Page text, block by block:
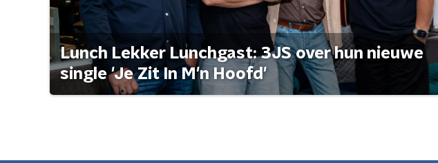
Lunch Lekker Lunchgast: 3JS over hun nieuwe
single 'Je Zit In M'n Hoofd'